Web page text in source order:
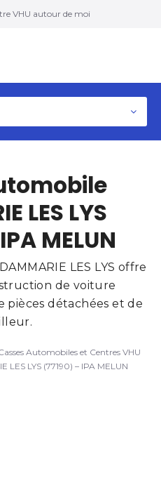
VHU autour de moi
LES LYS
MELUN
LES LYS offre
de voiture
pièces détachées et de
Automobiles et Centres VHU
LES LYS (77190) – IPA MELUN